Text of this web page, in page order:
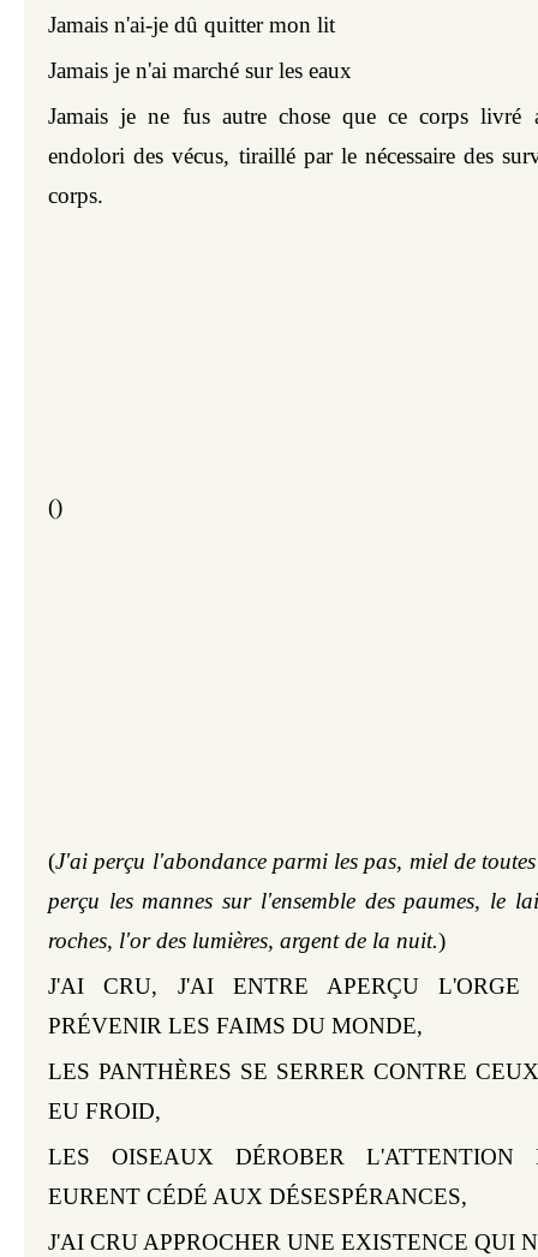
Jamais n'ai-je dû quitter mon lit
Jamais je n'ai marché sur les eaux
Jamais je ne fus autre chose que ce corps livré
endolori des vécus, tiraillé par le nécessaire des
corps.
()
(J'ai perçu l'abondance parmi les pas, miel de
perçu les mannes sur l'ensemble des paumes, le
roches, l'or des lumières, argent de la nuit.)
J'AI CRU, J'AI ENTRE APERÇU
PRÉVENIR LES FAIMS DU MONDE,
LES PANTHÈRES SE SERRER CONTRE
EU FROID,
LES OISEAUX DÉROBER
EURENT CÉDÉ AUX DÉSESPÉRANCES,
J'AI CRU APPROCHER UNE EXISTENCE QUI